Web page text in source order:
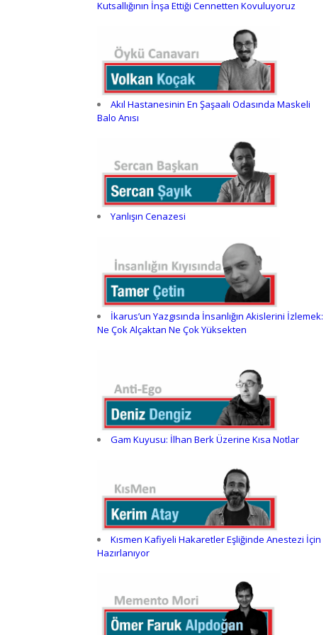
Kutsallığının İnşa Ettiği Cennetten Kovuluyoruz
Akıl Hastanesinin En Şaşaalı Odasında Maskeli
Balo Anısı
Yanlışın Cenazesi
İkarus’un Yazgısında İnsanlığın Akislerini İzlemek:
Ne Çok Alçaktan Ne Çok Yüksekten
Gam Kuyusu: İlhan Berk Üzerine Kısa Notlar
Kısmen Kafiyeli Hakaretler Eşliğinde Anestezi İçin
Hazırlanıyor